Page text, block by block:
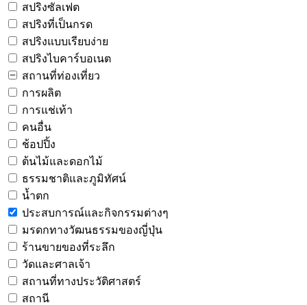
สปริงซัลเฟต
สปริงที่เป็นกรด
สปริงแบบเรียบง่าย
สปริงไบคาร์บอเนต
สถานที่ท่องเที่ยว
การผลิต
การแช่เท้า
คนอื่น
ช้อปปิ้ง
ต้นไม้และดอกไม้
ธรรมชาติและภูมิทัศน์
น้ำตก
ประสบการณ์และกิจกรรมต่างๆ
มรดกทางวัฒนธรรมของญี่ปุ่น
ร้านขายของที่ระลึก
วัดและศาลเจ้า
สถานที่ทางประวัติศาสตร์
สถานี